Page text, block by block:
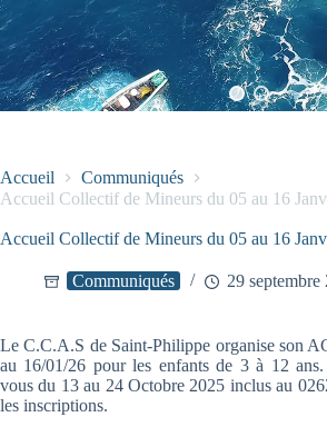
Accueil
Communiqués
Accueil Collectif de Mineurs du 05 au 16
Accueil Collectif de Mineurs du 05 au 16
Communiqués 29 septembre
Le C.C.A.S de Saint-Philippe organise son
au 16/01/26 pour les enfants de 3 à 12 ans.
vous du 13 au 24 Octobre 2025 inclus au
les inscriptions.